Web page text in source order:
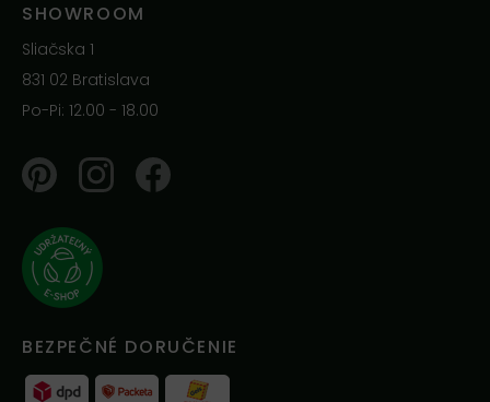
SHOWROOM
Sliačska 1
831 02 Bratislava
Po-Pi: 12.00 - 18.00
PinterestInstagramFacebook
BEZPEČNÉ DORUČENIE